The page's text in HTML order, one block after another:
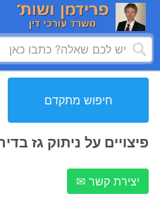
חיפוש מתקדם
פיצויים על ניתוק גז
יצירת קשר ✉